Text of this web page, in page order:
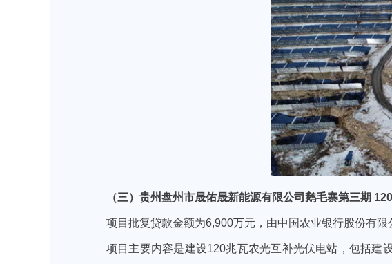
（三）贵州盘州市晟佑晟新能源有限公司鹅毛寨第三期
项目批复贷款金额为6,900万元，由中国农业银行股份有
项目主要内容是建设120兆瓦农光互补光伏电站，包括建